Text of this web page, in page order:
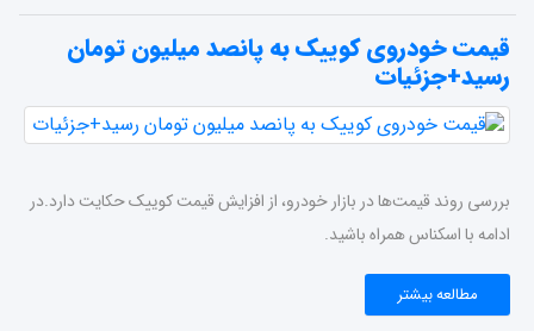
قیمت خودروی کوییک به پانصد میلیون تومان
رسید+جزئیات
بررسی روند قیمت‌ها در بازار خودرو، از افزایش قیمت کوییک حکایت دارد.در
ادامه با اسکناس همراه باشید.
مطالعه بیشتر